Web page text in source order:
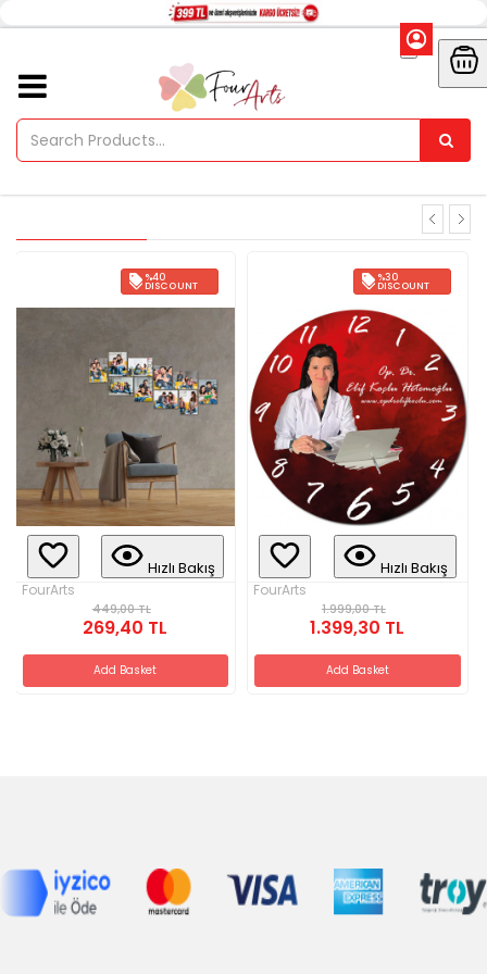
%40
DISCOUNT
Hızlı Bakış
FourArts
449,00 TL
269,40 TL
Add Basket
%30
DISCOUNT
Hızlı Bakış
FourArts
1.999,00 TL
1.399,30 TL
Add Basket